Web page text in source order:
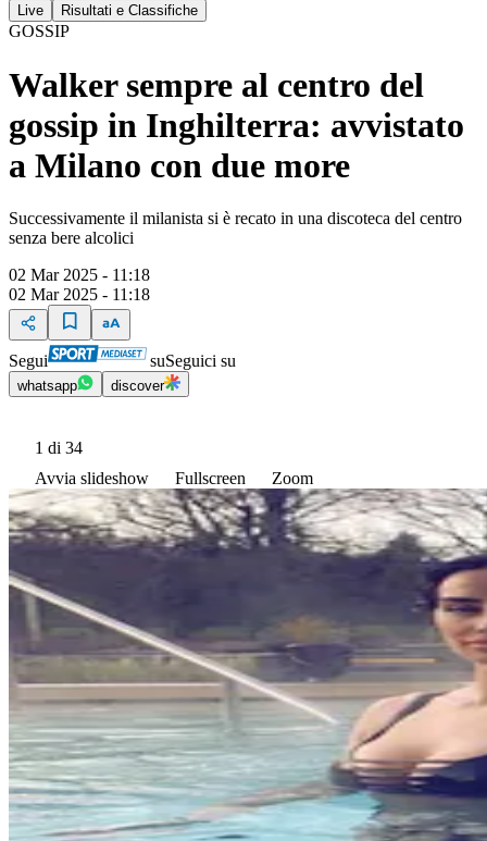
Live
Risultati e Classifiche
GOSSIP
Walker sempre al centro del
gossip in Inghilterra: avvistato
a Milano con due more
Successivamente il milanista si è recato in una discoteca del centro
senza bere alcolici
02 Mar 2025 - 11:18
02 Mar 2025 - 11:18
Segui suSeguici su
whatsapp discover
1 di 34
Avvia slideshow
Fullscreen Zoom